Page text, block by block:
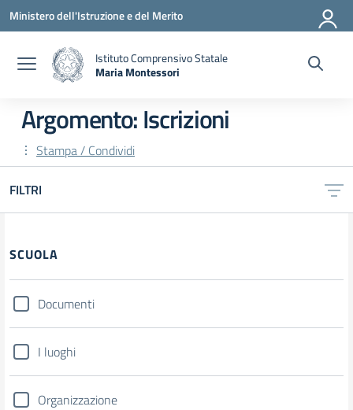
Vai ai contenuti
Vai al menu di navigazione
Vai al footer
Ministero dell'Istruzione e del Merito
Istituto Comprensivo Statale
Maria Montessori
Argomento: Iscrizioni
Stampa / Condividi
FILTRI
Filtri
SCUOLA
Documenti
I luoghi
Organizzazione